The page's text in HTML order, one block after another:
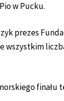
w Pucku.
prezes
wszystkim
finału